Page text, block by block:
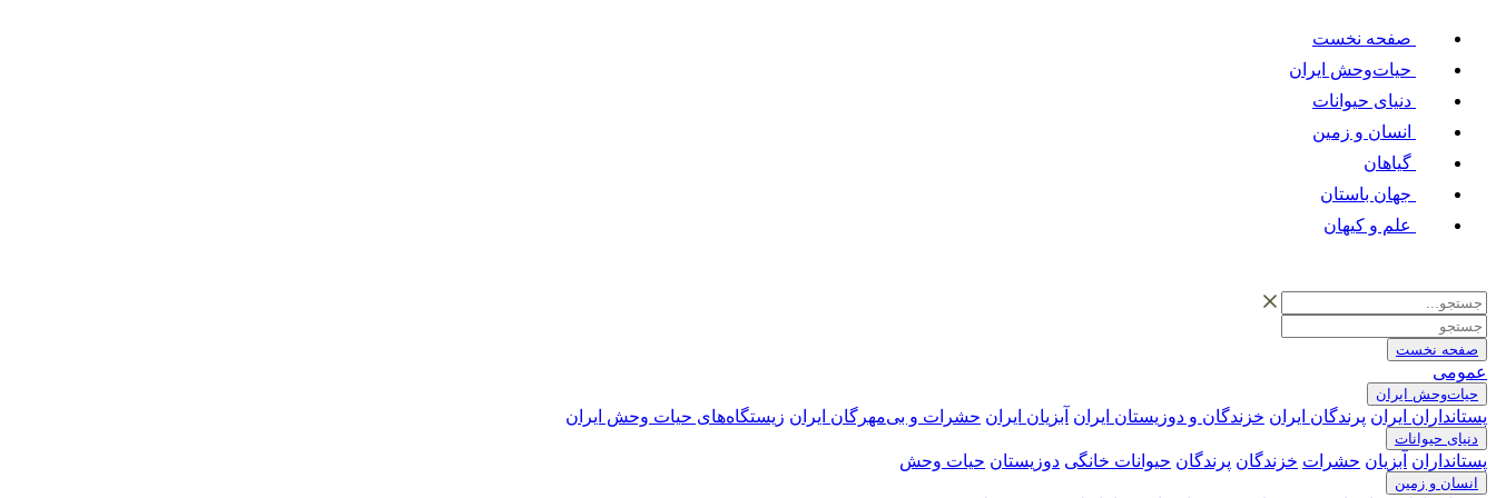
صفحه نخست
حیات‌وحش ایران
دنیای حیوانات
انسان و زمین
گیاهان
جهان باستان
علم و کیهان
صفحه نخست
عمومی
حیات‌وحش ایران
پستانداران ایران پرندگان ایران خزندگان و دوزیستان ایران آبزیان ایران حشرات و بی‌مهرگان ایران زیستگاه‌های حیات وحش ایران
دنیای حیوانات
پستانداران آبزیان حشرات خزندگان پرندگان حیوانات خانگی دوزیستان حیات وحش
انسان و زمین